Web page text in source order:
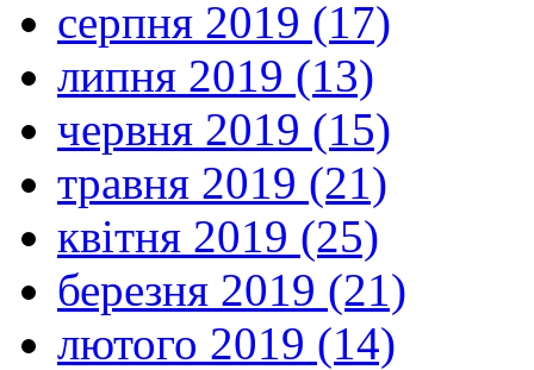
серпня 2019 (17)
липня 2019 (13)
червня 2019 (15)
травня 2019 (21)
квітня 2019 (25)
березня 2019 (21)
лютого 2019 (14)